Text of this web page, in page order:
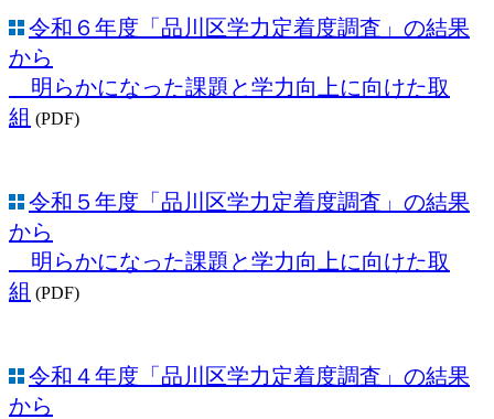
令和６年度「品川区学力定着度調査」の結果
から
明らかになった課題と学力向上に向けた取
組 (PDF)
令和５年度「品川区学力定着度調査」の結果
から
明らかになった課題と学力向上に向けた取
組 (PDF)
令和４年度「品川区学力定着度調査」の結果
から